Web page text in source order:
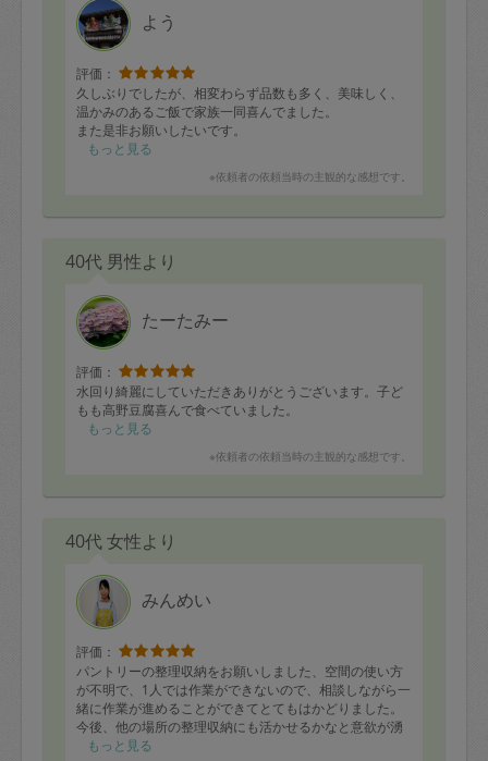
よう
評価：
久しぶりでしたが、相変わらず品数も多く、美味しく、
温かみのあるご飯で家族一同喜んでました。
また是非お願いしたいです。
もっと見る
※依頼者の依頼当時の主観的な感想です。
40代 男性より
たーたみー
評価：
水回り綺麗にしていただきありがとうございます。子ど
もも高野豆腐喜んで食べていました。
もっと見る
※依頼者の依頼当時の主観的な感想です。
40代 女性より
みんめい
評価：
パントリーの整理収納をお願いしました、空間の使い方
が不明で、1人では作業ができないので、相談しながら一
緒に作業が進めることができてとてもはかどりました。
今後、他の場所の整理収納にも活かせるかなと意欲が湧
いています。
もっと見る